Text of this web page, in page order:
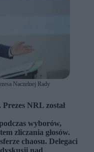
Naczelnej Rady
NRL został
wyborów,
zliczania głosów.
chaosu. Delegaci